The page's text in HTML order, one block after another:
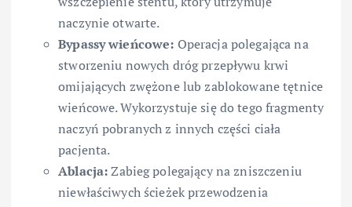
naczynie otwarte.
Bypassy wieńcowe: Operacja polegająca na
stworzeniu nowych dróg przepływu krwi
omijających zwężone lub zablokowane tętnice
wieńcowe. Wykorzystuje się do tego fragmenty
naczyń pobranych z innych części ciała
pacjenta.
Ablacja:Zabieg polegający na zniszczeniu
niewłaściwych ścieżek przewodzenia